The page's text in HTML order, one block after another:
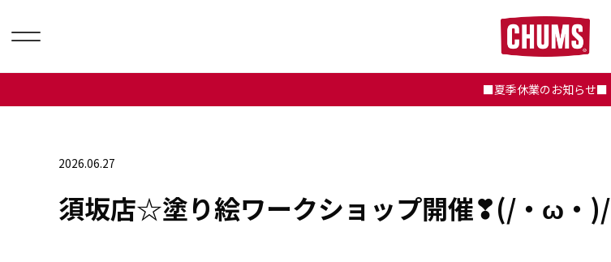
■夏季休業のお知らせ■
2026.06.27
須坂店☆塗り絵ワークショップ開催❣(/・ω・)/